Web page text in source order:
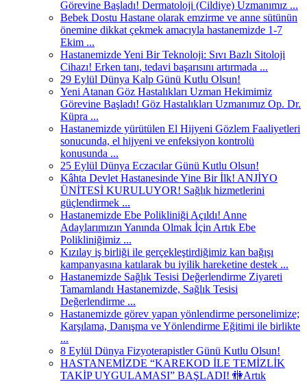
Görevine Başladı! Dermatoloji (Cildiye) Uzmanımız ...
Bebek Dostu Hastane olarak emzirme ve anne sütünün
önemine dikkat çekmek amacıyla hastanemizde 1-7
Ekim ...
Hastanemizde Yeni Bir Teknoloji: Sıvı Bazlı Sitoloji
Cihazı! Erken tanı, tedavi başarısını artırmada ...
29 Eylül Dünya Kalp Günü Kutlu Olsun!
Yeni Atanan Göz Hastalıkları Uzman Hekimimiz
Görevine Başladı! Göz Hastalıkları Uzmanımız Op. Dr.
Küpra ...
Hastanemizde yürütülen El Hijyeni Gözlem Faaliyetleri
sonucunda, el hijyeni ve enfeksiyon kontrolü
konusunda ...
25 Eylül Dünya Eczacılar Günü Kutlu Olsun!
Kâhta Devlet Hastanesinde Yine Bir İlk! ANJİYO
ÜNİTESİ KURULUYOR! Sağlık hizmetlerini
güçlendirmek ...
Hastanemizde Ebe Polikliniği Açıldı! Anne
Adaylarımızın Yanında Olmak İçin Artık Ebe
Polikliniğimiz ...
Kızılay iş birliği ile gerçekleştirdiğimiz kan bağışı
kampanyasına katılarak bu iyilik hareketine destek ...
Hastanemizde Sağlık Tesisi Değerlendirme Ziyareti
Tamamlandı Hastanemizde, Sağlık Tesisi
Değerlendirme ...
Hastanemizde görev yapan yönlendirme personelimize;
Karşılama, Danışma ve Yönlendirme Eğitimi ile birlikte
...
8 Eylül Dünya Fizyoterapistler Günü Kutlu Olsun!
HASTANEMİZDE “KAREKOD İLE TEMİZLİK
TAKİP UYGULAMASI” BAŞLADI! 🚻Artık